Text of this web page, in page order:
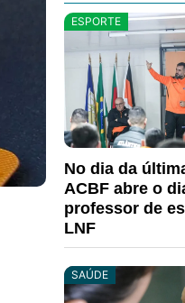
ESPORTE
No dia da
ACBF abre o
professor de
LNF
SAÚDE